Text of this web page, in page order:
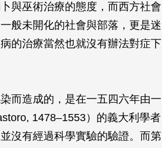
與巫術治療的態度，而西方社會
般未開化的社會與部落，更是迷
的治療當然也就沒有辦法對症下
而造成的，是在一五四六年由一
1478–1553）的義大利學者
沒有經過科學實驗的驗證。而第